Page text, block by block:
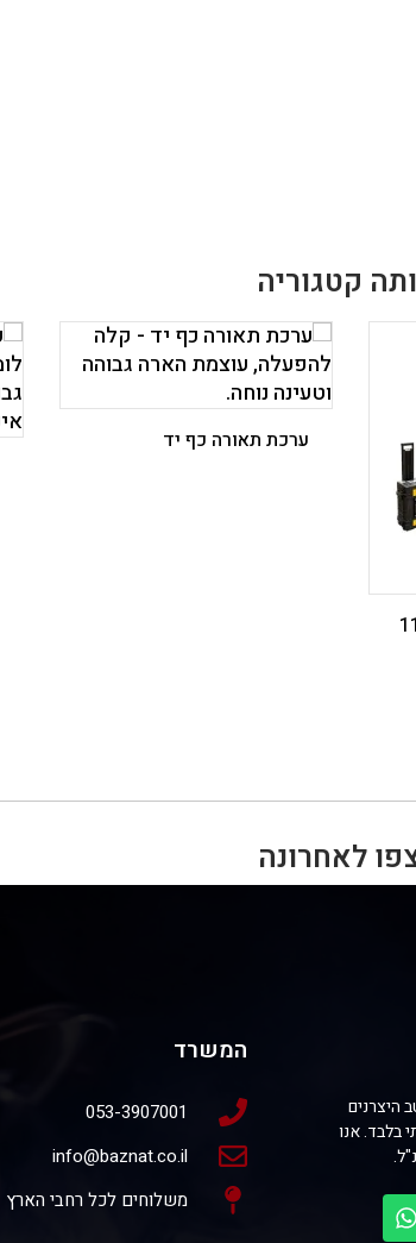
קטגוריה
ערכת תאורה כף יד ‎
לאחרונה
היצרנים
בלבד. אנו
המשרד
053-3907001
info@baznat.co.il
משלוחים לכל רחבי הארץ